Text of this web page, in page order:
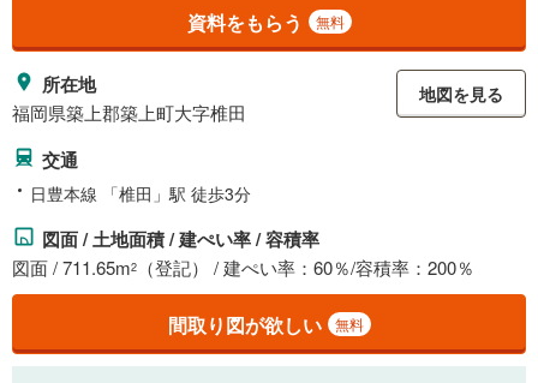
資料をもらう 無料
所在地
福岡県築上郡築上町大字椎田
地図を見る
交通
日豊本線 「椎田」駅 徒歩3分
図面 / 土地面積 / 建ぺい率 / 容積率
図面 / 711.65m2 （登記） / 建ぺい率：60％/容積率：200％
間取り図が欲しい 無料